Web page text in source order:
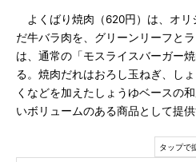
よくばり焼肉（620円）は、オリ
だ牛バラ肉を、グリーンリーフと
は、通常の「モスライスバーガー
る。焼肉だれはおろし玉ねぎ、し
くなどを加えたしょうゆベースの
いボリュームのある商品として提供